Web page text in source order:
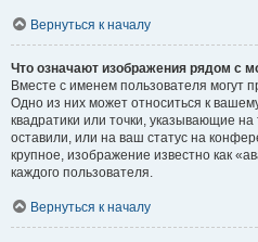
Вернуться к началу
Что означают изображения рядом с
Вместе с именем пользователя могут
Одно из них может относиться к
квадратики или точки, указывающие
оставили, или на ваш статус на
крупное, изображение известно как
каждого пользователя.
Вернуться к началу